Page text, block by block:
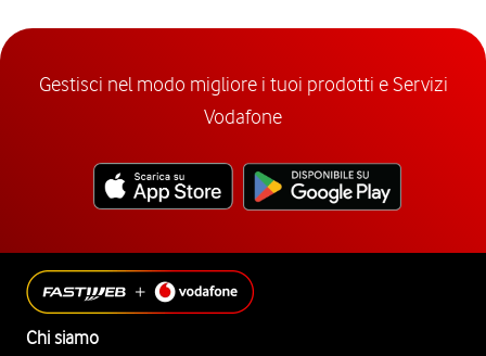
Gestisci nel modo migliore i tuoi prodotti e Servizi
Vodafone
Chi siamo